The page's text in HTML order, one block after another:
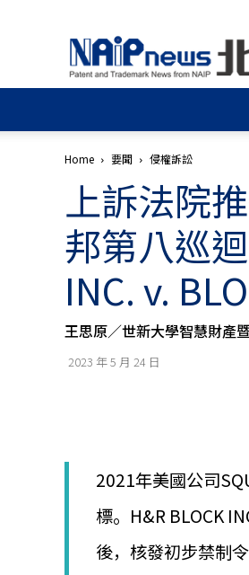
北
專
Home 要聞 侵權訴訟
上訴法院
邦第八巡
INC. v.
王思原／世新大學智慧財產
2023 年 5 月 24 日
2021年美國公司
標。H&R BLOCK
後，核發初步禁制